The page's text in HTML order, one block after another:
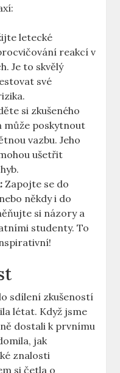
letecké​
reakcí v‌
Je‌ to skvělý
své
si ​zkušeného
může poskytnout
vazbu. Jeho
ušetřit
Zapojte⁣ se do
někdy i ​do
si názory a
⁤studenty. To
sdílení zkušeností⁢
létat. ⁤Když jsme
dostali k prvnímu
jak
znalosti
si četla‍ o